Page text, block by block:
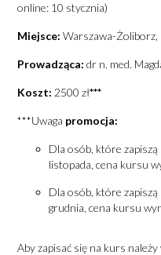
online: 10 stycznia)
Miejsce: Warszawa-Żoliborz,
Prowadząca: dr n. med.
Koszt: 2500 zł***
***Uwaga promocja:
Dla osób, które zapiszą
listopada, cena kursu
Dla osób, które zapiszą
grudnia, cena kursu
Aby zapisać się na kurs